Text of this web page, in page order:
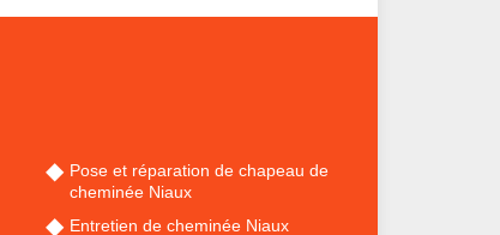
Pose et réparation de chapeau de
cheminée Niaux
Entretien de cheminée Niaux